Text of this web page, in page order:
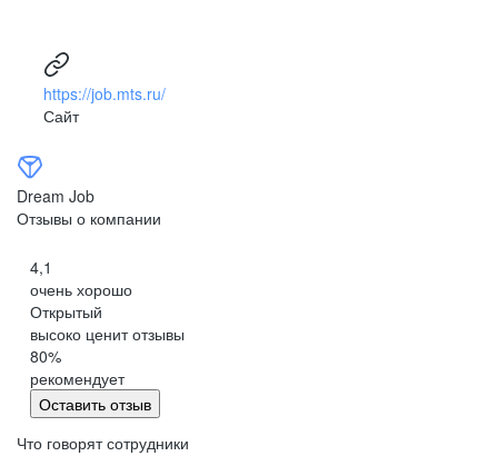
https://job.mts.ru/
Сайт
Dream Job
Отзывы о компании
4,1
очень хорошо
Открытый
высоко ценит отзывы
80%
рекомендует
Оставить отзыв
Что говорят сотрудники